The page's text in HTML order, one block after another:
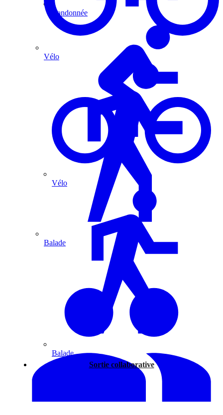
Randonnée
Vélo
Balade
Sortie collaborative
Vélo
Balade